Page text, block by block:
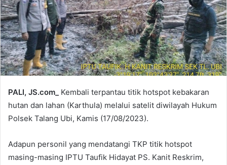
PALI, JS.com_
Kembali terpantau titik hotspot kebakaran
hutan dan lahan (Karthula) melalui satelit diwilayah Hukum
Polsek Talang Ubi, Kamis (17/08/2023).
Adapun personil yang mendatangi TKP titik hotspot
masing-masing IPTU Taufik Hidayat PS. Kanit Reskrim,